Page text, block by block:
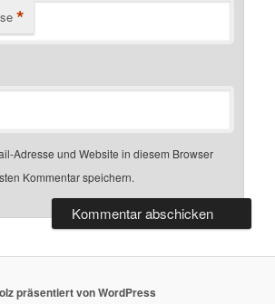
*
Adresse und Website in diesem Browser
Kommentar speichern.
präsentiert von WordPress